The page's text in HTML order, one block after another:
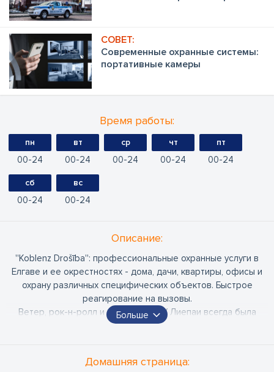
Современные охранные системы:
портативные камеры
Время работы:
пн
00 24
вт
00 24
ср
00 24
чт
00 24
пт
00 24
сб
00 24
вс
00 24
Oписание:
''Koblenz Drošība'': профессиональные охранные услуги в
Елгаве и ее окрестностях - дома, дачи, квартиры, офисы и
охрану различных специфических объектов. Быстрое
реагирование на вызовы.
Ветер, рок-н-ролл и белый пляж! У Лиепаи всегда была
особая аура, с ее богатыми и могущественными культурными
предоставляя качественные охранные услуги лиепайчанам.
Больше
Домашняя страница: